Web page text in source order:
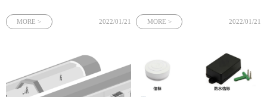
大，还能在紧急情况下为抢险救灾提供
MORE > 2022/01/21
上下井的时间必须固定、到上井时间时
安装矿用人员定位系统呢？
MORE > 2022/01/21